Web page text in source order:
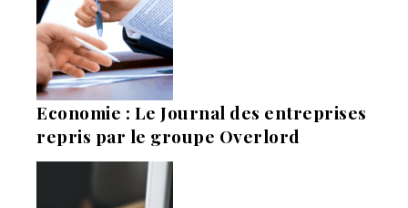
Economie : Le Journal des entreprises
repris par le groupe Overlord